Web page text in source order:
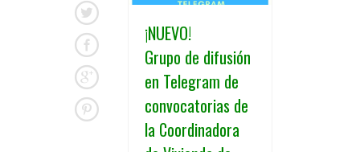
¡NUEVO!
Grupo de difusión
en Telegram de
convocatorias de
la Coordinadora